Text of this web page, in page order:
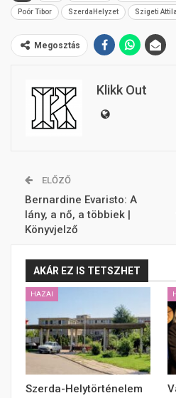
Poór Tibor SzerdaHelyzet Szigeti Attila
Megosztás
Klikk Out
ELŐZŐ
Bernardine Evaristo: A
lány, a nő, a többiek |
Könyvjelző
AKÁR EZ IS TETSZHET
HAZAI
Szerda-Helytörténelem